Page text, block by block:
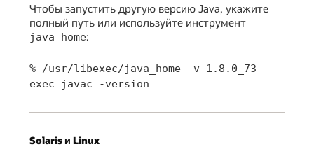
Чтобы запустить другую версию Java, укажите
полный путь или используйте инструмент
java_home:
% /usr/libexec/java_home -v 1.8.0_73 --
exec javac -version
Solaris и Linux